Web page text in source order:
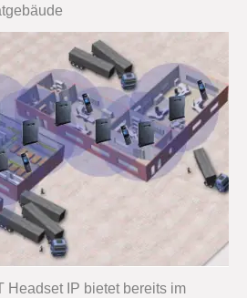
Headset IP bietet bereits im